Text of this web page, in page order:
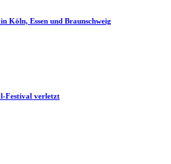
Köln, Essen und Braunschweig
Festival verletzt